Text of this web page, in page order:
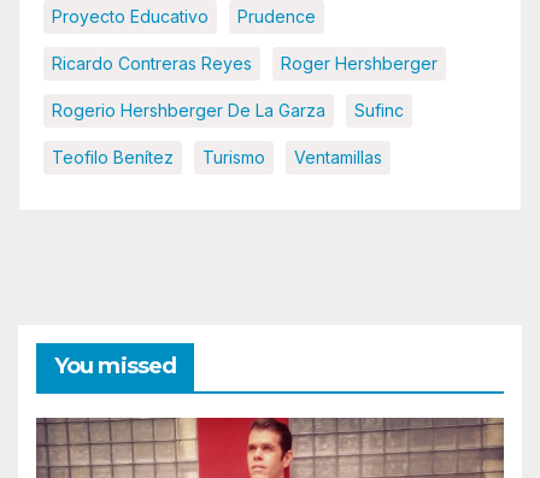
Proyecto Educativo Prudence
Ricardo Contreras Reyes Roger Hershberger
Rogerio Hershberger De La Garza Sufinc
Teofilo Benítez Turismo Ventamillas
You missed